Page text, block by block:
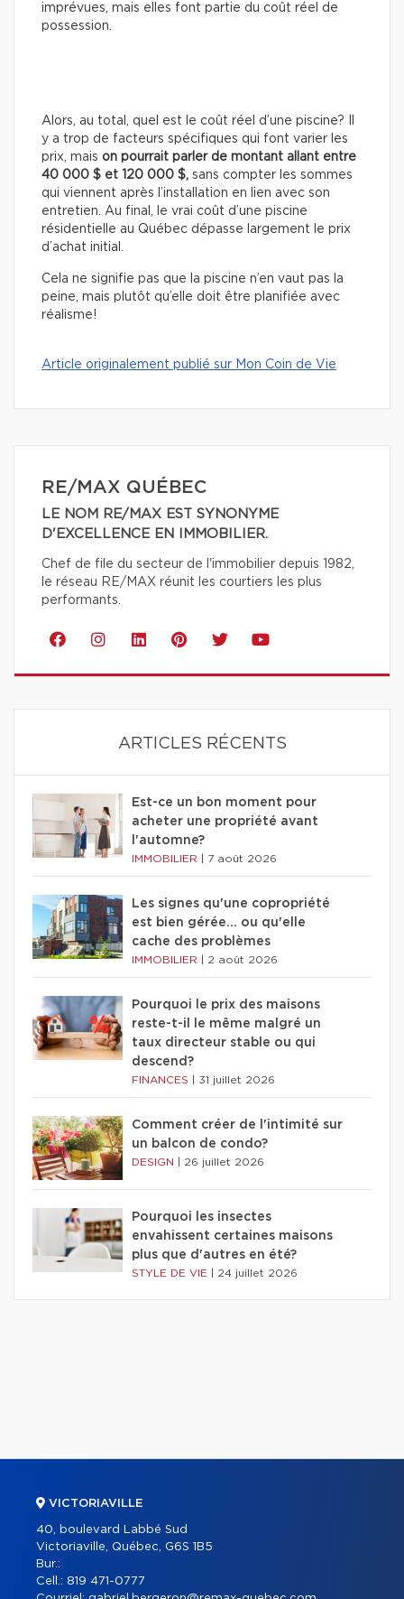
imprévues, mais elles font partie du coût réel de
possession.
Alors, au total, quel est le coût réel d’une piscine? Il
y a trop de facteurs spécifiques qui font varier les
prix, mais on pourrait parler de montant allant entre
40 000 $ et 120 000 $, sans compter les sommes
qui viennent après l’installation en lien avec son
entretien. Au final, le vrai coût d’une piscine
résidentielle au Québec dépasse largement le prix
d’achat initial.
Cela ne signifie pas que la piscine n’en vaut pas la
peine, mais plutôt qu’elle doit être planifiée avec
réalisme!
Article originalement publié sur Mon Coin de Vie
RE/MAX QUÉBEC
LE NOM RE/MAX EST SYNONYME
D'EXCELLENCE EN IMMOBILIER.
Chef de file du secteur de l'immobilier depuis 1982,
le réseau RE/MAX réunit les courtiers les plus
performants.
ARTICLES RÉCENTS
Est-ce un bon moment pour
acheter une propriété avant
l'automne?
IMMOBILIER 7 août 2026
Les signes qu'une copropriété
est bien gérée… ou qu'elle
cache des problèmes
IMMOBILIER 2 août 2026
Pourquoi le prix des maisons
reste-t-il le même malgré un
taux directeur stable ou qui
descend?
FINANCES 31 juillet 2026
Comment créer de l'intimité sur
un balcon de condo?
DESIGN 26 juillet 2026
Pourquoi les insectes
envahissent certaines maisons
plus que d'autres en été?
STYLE DE VIE 24 juillet 2026
VICTORIAVILLE
40, boulevard Labbé Sud
Victoriaville, Québec, G6S 1B5
Bur.:
Cell.: 819 471-0777